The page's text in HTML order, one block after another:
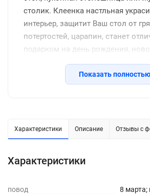
столик. Клеенка настльная
интерьер, защитит Ваш стол от
потертостей, царапин, станет
подарком на день рождения,
семейные праздники, включая
Защитное покрытие изготовлено
качественной клеенки с
2-3 см к указанному размеру на
Показать полностью
Характеристики Описание Отзывы с
Характеристики
повод
8 марта;